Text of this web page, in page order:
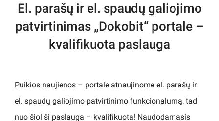
El. parašų ir el. spaudų galiojimo
patvirtinimas „Dokobit“ portale –
kvalifikuota paslauga
Puikios naujienos – portale atnaujinome el. parašų ir
el. spaudų galiojimo patvirtinimo funkcionalumą, tad
nuo šiol ši paslauga – kvalifikuota! Naudodamasis